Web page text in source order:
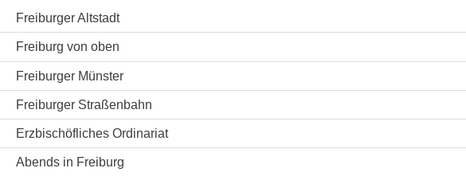
Freiburger Altstadt
Freiburg von oben
Freiburger Münster
Freiburger Straßenbahn
Erzbischöfliches Ordinariat
Abends in Freiburg